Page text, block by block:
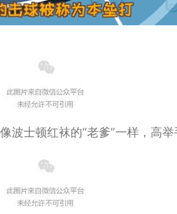
士顿红袜的“老爹”一样，高